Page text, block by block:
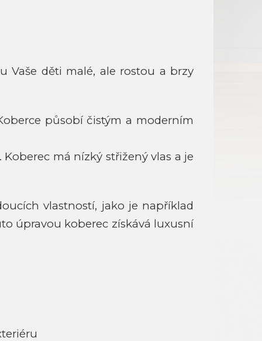
Vaše děti malé, ale rostou a brzy
působí čistým a moderním
má nízký střižený vlas a je
vlastností, jako je například
úpravou koberec získává luxusní